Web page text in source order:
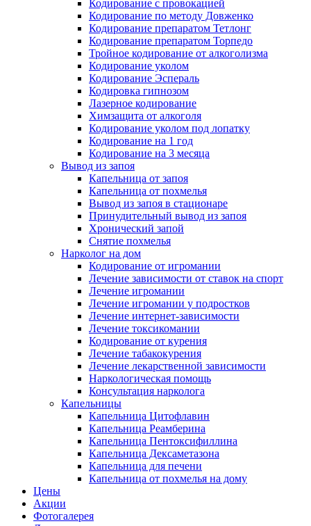
Кодирование с провокацией
Кодирование по методу Довженко
Кодирование препаратом Тетлонг
Кодирование препаратом Торпедо
Тройное кодирование от алкоголизма
Кодирование уколом
Кодирование Эспераль
Кодировка гипнозом
Лазерное кодирование
Химзащита от алкоголя
Кодирование уколом под лопатку
Кодирование на 1 год
Кодирование на 3 месяца
Вывод из запоя
Капельница от запоя
Капельница от похмелья
Вывод из запоя в стационаре
Принудительный вывод из запоя
Хронический запой
Снятие похмелья
Нарколог на дом
Кодирование от игромании
Лечение зависимости от ставок на спорт
Лечение игромании
Лечение игромании у подростков
Лечение интернет-зависимости
Лечение токсикомании
Кодирование от курения
Лечение табакокурения
Лечение лекарственной зависимости
Наркологическая помощь
Консультация нарколога
Капельницы
Капельница Цитофлавин
Капельница Реамберина
Капельница Пентоксифиллина
Капельница Дексаметазона
Капельница для печени
Капельница от похмелья на дому
Цены
Акции
Фотогалерея